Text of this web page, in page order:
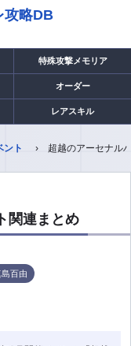
攻略DB
特殊攻撃メモリア
オーダー
レアスキル
ント 超越のアーセナル
関連まとめ
島百由